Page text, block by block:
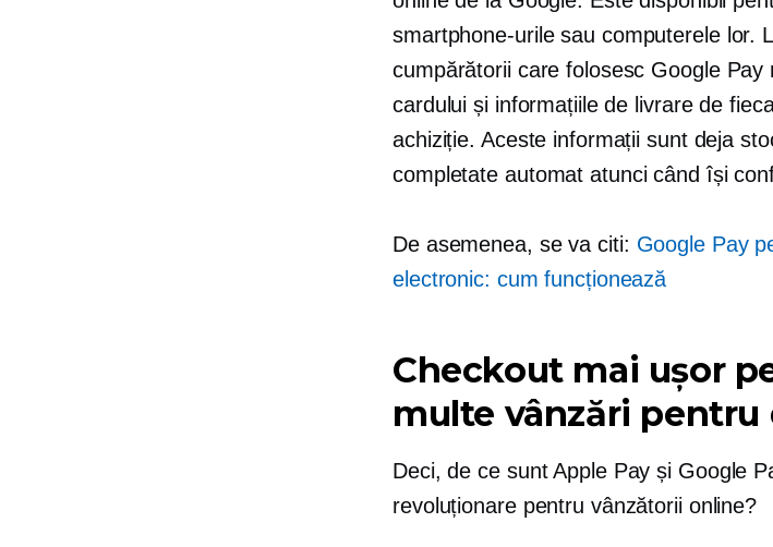
smartphone-urile sau computerele lor.
cumpărătorii care folosesc Google Pay
cardului și informațiile de livrare de
achiziție. Aceste informații sunt deja
completate automat atunci când își
De asemenea, se va citi: Google Pay
electronic: cum funcționează
Checkout mai ușor
multe vânzări pentru
Deci, de ce sunt Apple Pay și Google
revoluționare pentru vânzătorii online?